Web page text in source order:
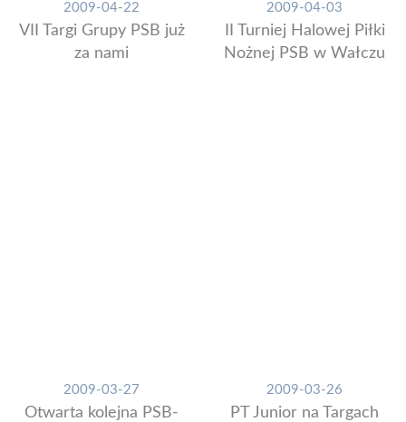
2009-04-22
VII Targi Grupy PSB już
za nami
2009-04-03
II Turniej Halowej Piłki
Nożnej PSB w Wałczu
2009-03-27
Otwarta kolejna PSB-
2009-03-26
PT Junior na Targach